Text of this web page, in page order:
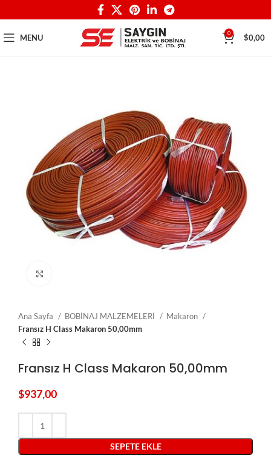
MENU 0 $0,00
Ana Sayfa BOBİNAJ MALZEMELERİ
Makaron
Fransız H Class Makaron 50,00mm
Fransız H Class Makaron 50,00mm
$937,00
SEPETE EKLE